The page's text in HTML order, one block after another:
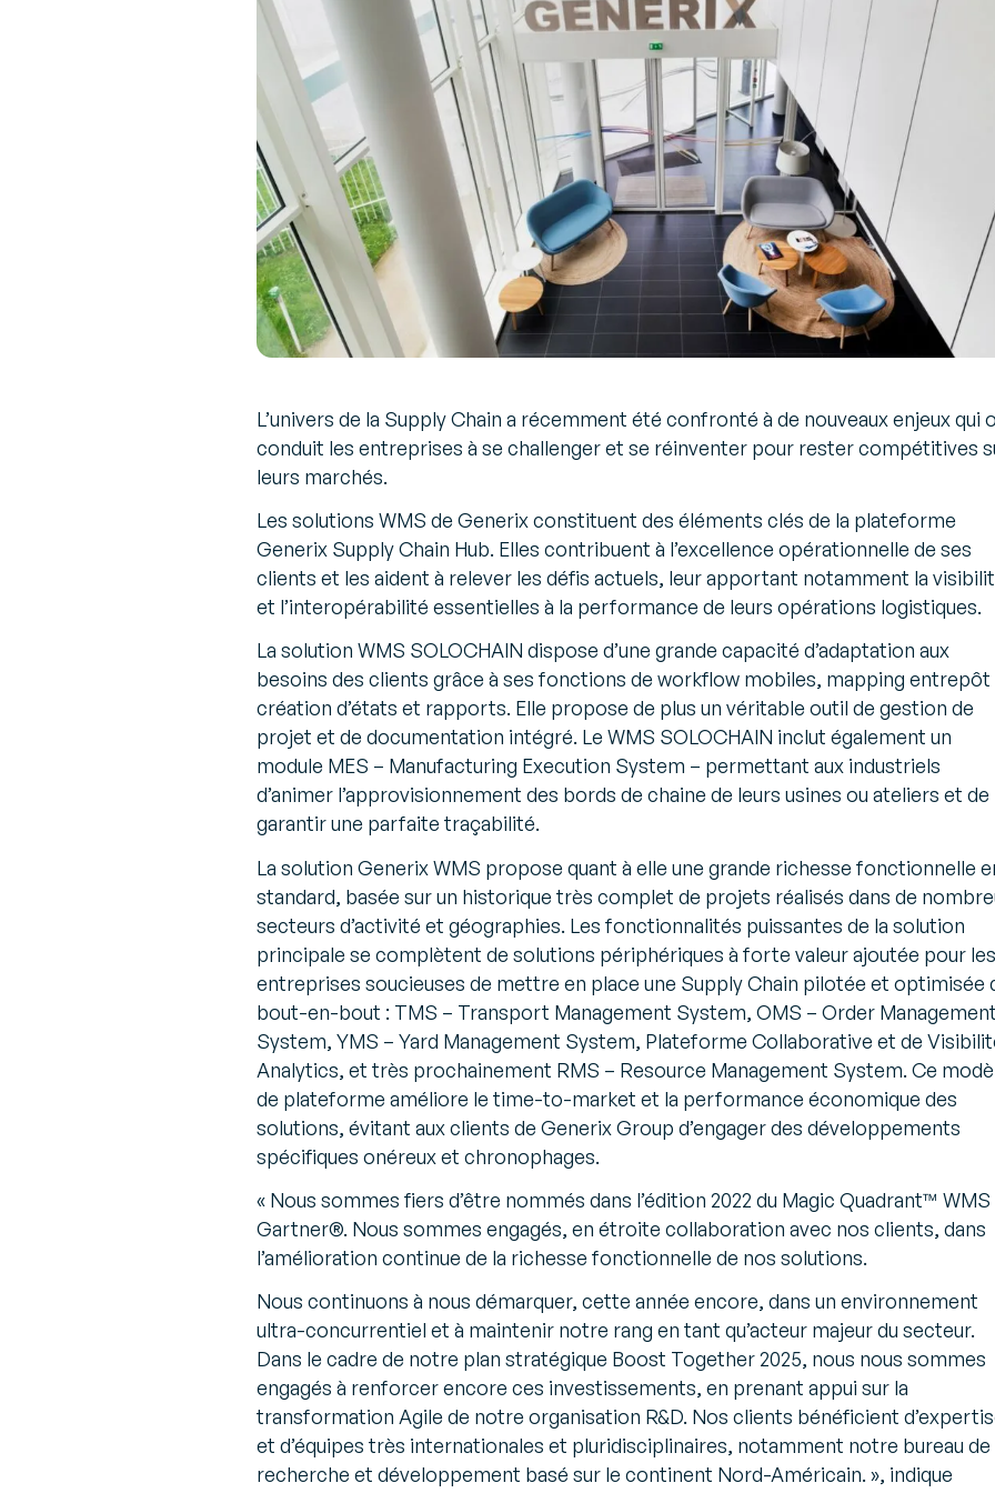
L’univers de la Supply Chain a récemment été confronté à de nouveaux enjeux qui
conduit les entreprises à se challenger et se réinventer pour rester compétitives
leurs marchés.
Les solutions WMS de Generix constituent des éléments clés de la plateforme
Generix Supply Chain Hub. Elles contribuent à l’excellence opérationnelle de ses
clients et les aident à relever les défis actuels, leur apportant notamment la
et l’interopérabilité essentielles à la performance de leurs opérations logistiques.
La solution WMS SOLOCHAIN dispose d’une grande capacité d’adaptation aux
besoins des clients grâce à ses fonctions de workflow mobiles, mapping
création d’états et rapports. Elle propose de plus un véritable outil de gestion de
projet et de documentation intégré. Le WMS SOLOCHAIN inclut également un
module MES – Manufacturing Execution System – permettant aux industriels
d’animer l’approvisionnement des bords de chaine de leurs usines ou ateliers et de
garantir une parfaite traçabilité.
La solution Generix WMS propose quant à elle une grande richesse fonctionnelle
standard, basée sur un historique très complet de projets réalisés dans de
secteurs d’activité et géographies. Les fonctionnalités puissantes de la solution
principale se complètent de solutions périphériques à forte valeur ajoutée pour les
entreprises soucieuses de mettre en place une Supply Chain pilotée et optimisée
bout-en-bout : TMS – Transport Management System, OMS – Order
System, YMS – Yard Management System, Plateforme Collaborative et de
Analytics, et très prochainement RMS – Resource Management System. Ce
de plateforme améliore le time-to-market et la performance économique des
solutions, évitant aux clients de Generix Group d’engager des développements
spécifiques onéreux et chronophages.
« Nous sommes fiers d’être nommés dans l’édition 2022 du Magic Quadrant™ WMS
Gartner®. Nous sommes engagés, en étroite collaboration avec nos clients, dans
l’amélioration continue de la richesse fonctionnelle de nos solutions.
Nous continuons à nous démarquer, cette année encore, dans un environnement
ultra-concurrentiel et à maintenir notre rang en tant qu’acteur majeur du secteur.
Dans le cadre de notre plan stratégique Boost Together 2025, nous nous sommes
engagés à renforcer encore ces investissements, en prenant appui sur la
transformation Agile de notre organisation R&D. Nos clients bénéficient
et d’équipes très internationales et pluridisciplinaires, notamment notre bureau de
recherche et développement basé sur le continent Nord-Américain. », indique